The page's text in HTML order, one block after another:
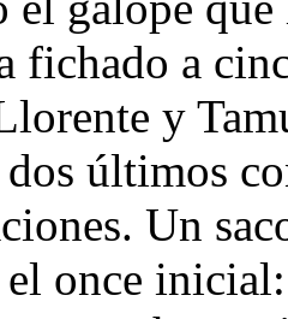
fichado a
y
últimos
Un
el once